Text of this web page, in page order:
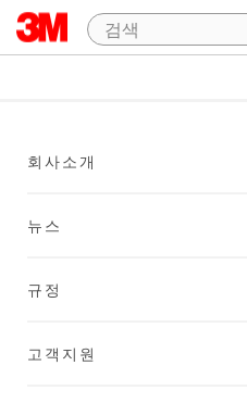
회사소개
뉴스
규정
고객지원